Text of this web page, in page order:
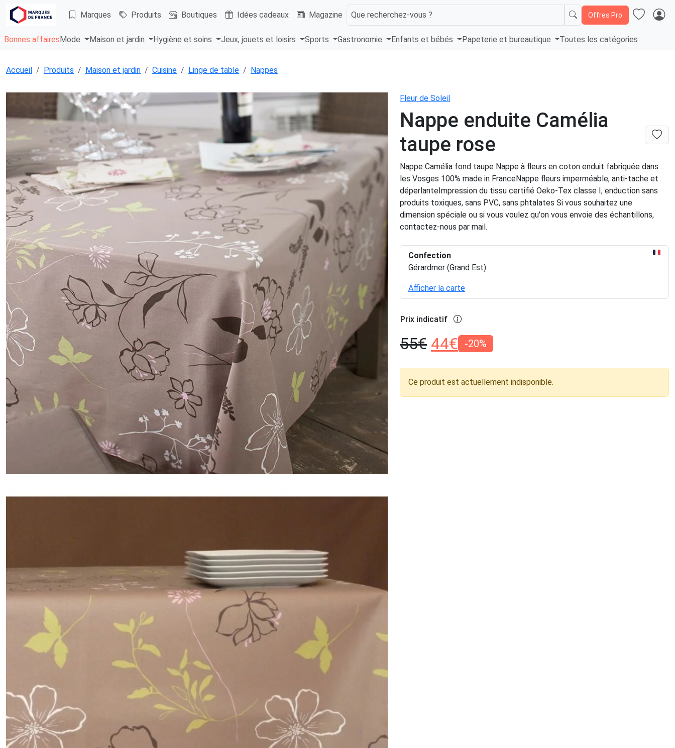
Marques Produits Boutiques Idées cadeaux Magazine Que recherchez-vous ? Offres Pro
Bonnes affaires Mode Maison et jardin Hygiène et soins Jeux, jouets et loisirs Sports Gastronomie Enfants et bébés Papeterie et bureautique Toutes les catégories
Accueil Produits Maison et jardin Cuisine Linge de table Nappes
Fleur de Soleil
Nappe enduite Camélia
taupe rose
Nappe Camélia fond taupe Nappe à fleurs en coton enduit fabriquée dans
les Vosges 100% made in FranceNappe fleurs imperméable, anti-tache et
déperlanteImpression du tissu certifié Oeko-Tex classe I, enduction sans
produits toxiques, sans PVC, sans phtalates Si vous souhaitez une
dimension spéciale ou si vous voulez qu'on vous envoie des échantillons,
contactez-nous par mail.
Confection
Gérardmer (Grand Est)
Afficher la carte
Prix indicatif
55€ 44€ -20%
Ce produit est actuellement indisponible.